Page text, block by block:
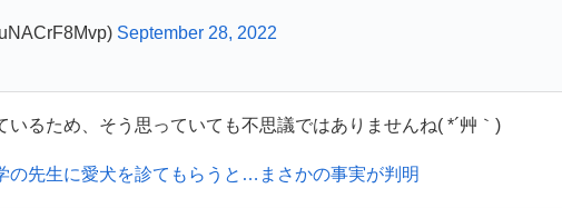
September 28, 2022
いるため、そう思っていても不思議ではありませんね( *´艸｀)
の先生に愛犬を診てもらうと…まさかの事実が判明